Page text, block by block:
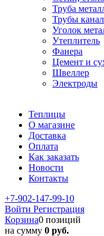
Труба
Трубы
Уголок
Утеплитель
Фанера
Цемент и
Швеллер
Электроды
Теплицы
О магазине
Доставка
Оплата
Как заказать
Новости
Контакты
+7-902-147-99-10
Войти Регистрация
Корзина0 позиций
на сумму 0 руб.